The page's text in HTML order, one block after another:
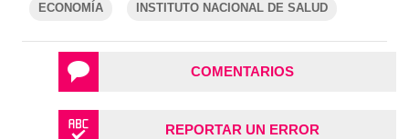
ECONOMÍA INSTITUTO NACIONAL DE SALUD
COMENTARIOS
REPORTAR UN ERROR